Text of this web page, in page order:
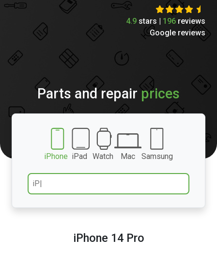
4.9 stars | 196 reviews
Google reviews
Parts and repair prices
iPhone iPad Watch Mac Samsung
iPhone 14 Pro